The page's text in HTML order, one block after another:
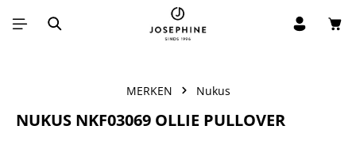
Ga naar de hoofdinhoud
MERKEN Nukus
NUKUS NKF03069 OLLIE PULLOVER